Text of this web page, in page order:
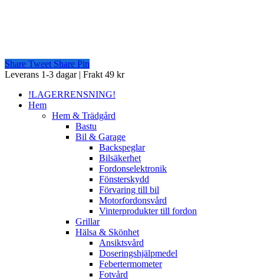
Share Tweet Share Pin
Close
Leverans 1-3 dagar | Frakt 49 kr
!LAGERRENSNING!
Hem
Hem & Trädgård
Bastu
Bil & Garage
Backspeglar
Bilsäkerhet
Fordonselektronik
Fönsterskydd
Förvaring till bil
Motorfordonsvård
Vinterprodukter till fordon
Grillar
Hälsa & Skönhet
Ansiktsvård
Doseringshjälpmedel
Febertermometer
Fotvård